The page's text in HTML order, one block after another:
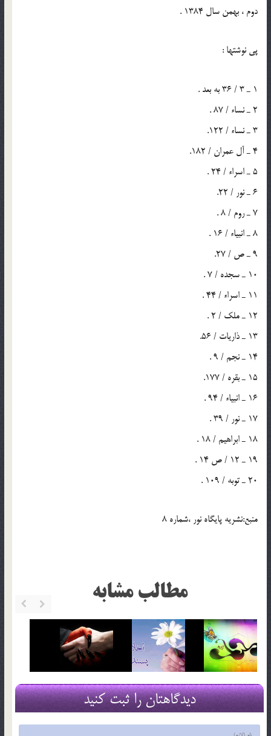
دوم ، بهمن سال 1384 .
پي نوشتها :
1 ـ 3 / 36 به بعد .
2 ـ نساء / 87 .
3 ـ نساء / 122.
4 ـ آل عمران / 182.
5 ـ اسراء / 24 .
6 ـ نور / 22.
7 ـ روم / 8 .
8 ـ انبياء / 16 .
9 ـ ص / 27.
10 ـ سجده / 7 .
11 ـ اسراء / 44 .
12 ـ ملک / 2 .
13 ـ ذاريات / 56.
14 ـ نجم / 9 .
15 ـ بقره / 177.
16 ـ انبياء / 94 .
17 ـ نور / 39 .
18 ـ ابراهيم / 18 .
19 ـ 12 / ص 14 .
20 ـ توبه / 109 .
منبع:نشريه پايگاه نور ،شماره 8
مطالب مشابه
دیدگاهتان را ثبت کنید